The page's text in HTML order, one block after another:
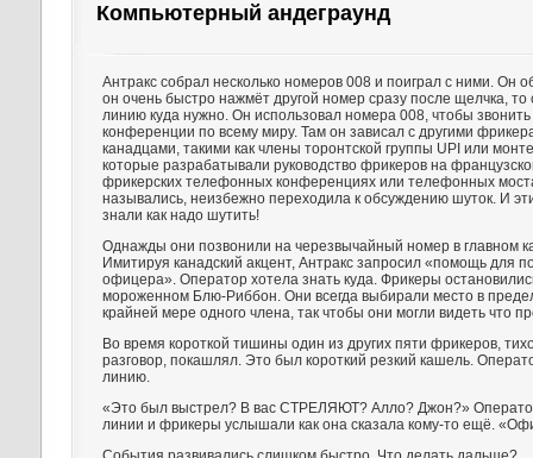
Компьютерный андеграунд
Антракс собрал несколько номеров 008 и поиграл с ними. Он
он очень быстро нажмёт другой номер сразу после щелчка, то
линию куда нужно. Он использовал номера 008, чтобы
конференции по всему миру. Там он зависал с другими
канадцами, такими как члены торонтской группы UPI или
которые разрабатывали руководство фрикеров на
фрикерских телефонных конференциях или телефонных
назывались, неизбежно переходила к обсуждению шуток. И
знали как надо шутить!
Однажды они позвонили на черезвычайный номер в главном
Имитируя канадский акцент, Антракс запросил «помощь для
офицера». Оператор хотела знать куда. Фрикеры
мороженном Блю-Риббон. Они всегда выбирали место в
крайней мере одного члена, так чтобы они могли видеть что
Во время короткой тишины один из других пяти фрикеров,
разговор, покашлял. Это был короткий резкий кашель.
линию.
«Это был выстрел? В вас СТРЕЛЯЮТ? Алло? Джон?»
линии и фрикеры услышали как она сказала кому-то ещё.